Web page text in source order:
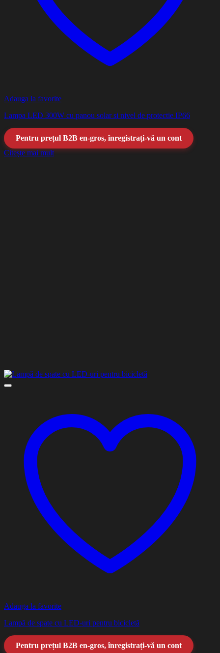
Adauga la favorite
Lampa LED 300W cu panou solar si nivel de protectie IP66
Pentru prețul B2B en-gros, înregistrați-vă un cont
Citește mai mult
Adauga la favorite
Lampă de spate cu LED-uri pentru bicicletă
Pentru prețul B2B en-gros, înregistrați-vă un cont